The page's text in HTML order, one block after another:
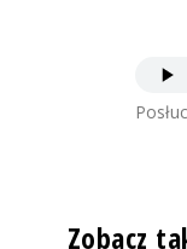
Zobacz